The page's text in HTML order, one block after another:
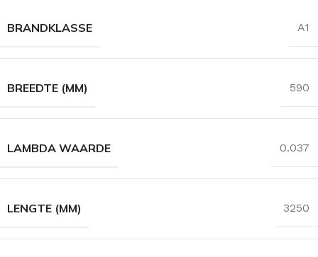
BRANDKLASSE A1
BREEDTE (MM) 590
LAMBDA WAARDE 0.037
LENGTE (MM) 3250